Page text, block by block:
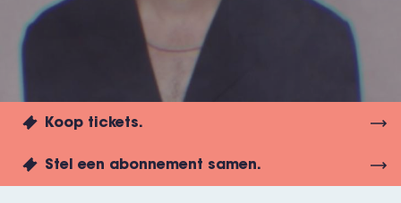
Koop tickets.
Stel een abonnement samen.